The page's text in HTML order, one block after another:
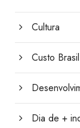
Cultura
Custo Brasil
Dia de +